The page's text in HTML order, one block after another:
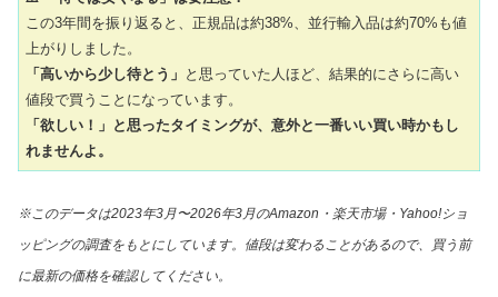
この3年間を振り返ると、正規品は約38%、並行輸入品は約70%も値
上がりしました。
「高いから少し待とう」 と思っていた人ほど、結果的にさらに高い
値段で買うことになっています。
「欲しい！」と思ったタイミングが、意外と一番いい買い時かもし
れませんよ。
※このデータは2023年3月〜2026年3月のAmazon・楽天市場・Yahoo!ショ
ッピングの調査をもとにしています。値段は変わることがあるので、買う前
に最新の価格を確認してください。